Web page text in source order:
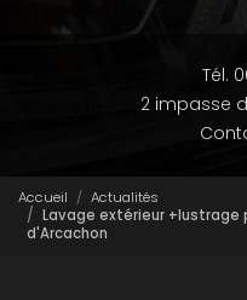
Tél.
2 impasse
Accueil
Actualités
Lavage extérieur +lustrage
d'Arcachon